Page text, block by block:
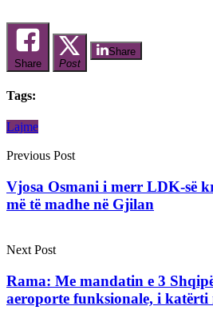
Share Post
Share
Tags:
Lajme
Previous Post
Vjosa Osmani i merr LDK-së
më të madhe në Gjilan
Next Post
Rama: Me mandatin e 3
aeroporte funksionale, i katërti